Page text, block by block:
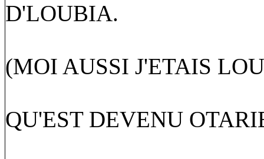
D'LOUBIA.
(MOI AUSSI J'ETAIS
QU'EST DEVENU